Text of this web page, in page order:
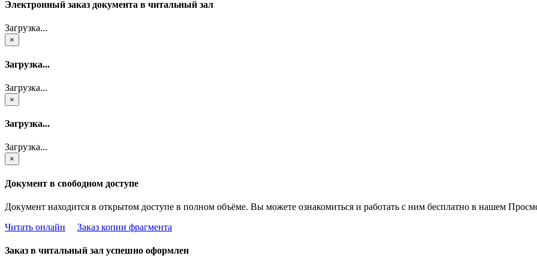
Электронный заказ документа в читальный зал
Загрузка...
×
Загрузка...
Загрузка...
×
Загрузка...
Загрузка...
×
Документ в свободном доступе
Документ находится в открытом доступе в полном объёме. Вы можете ознакомиться и работать с ним бесплатно в нашем
Читать онлайн
Заказ копии фрагмента
Заказ в читальный зал успешно оформлен